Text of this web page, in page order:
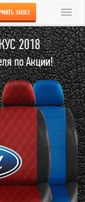
ЗАКАЗ
2018
по Акции!